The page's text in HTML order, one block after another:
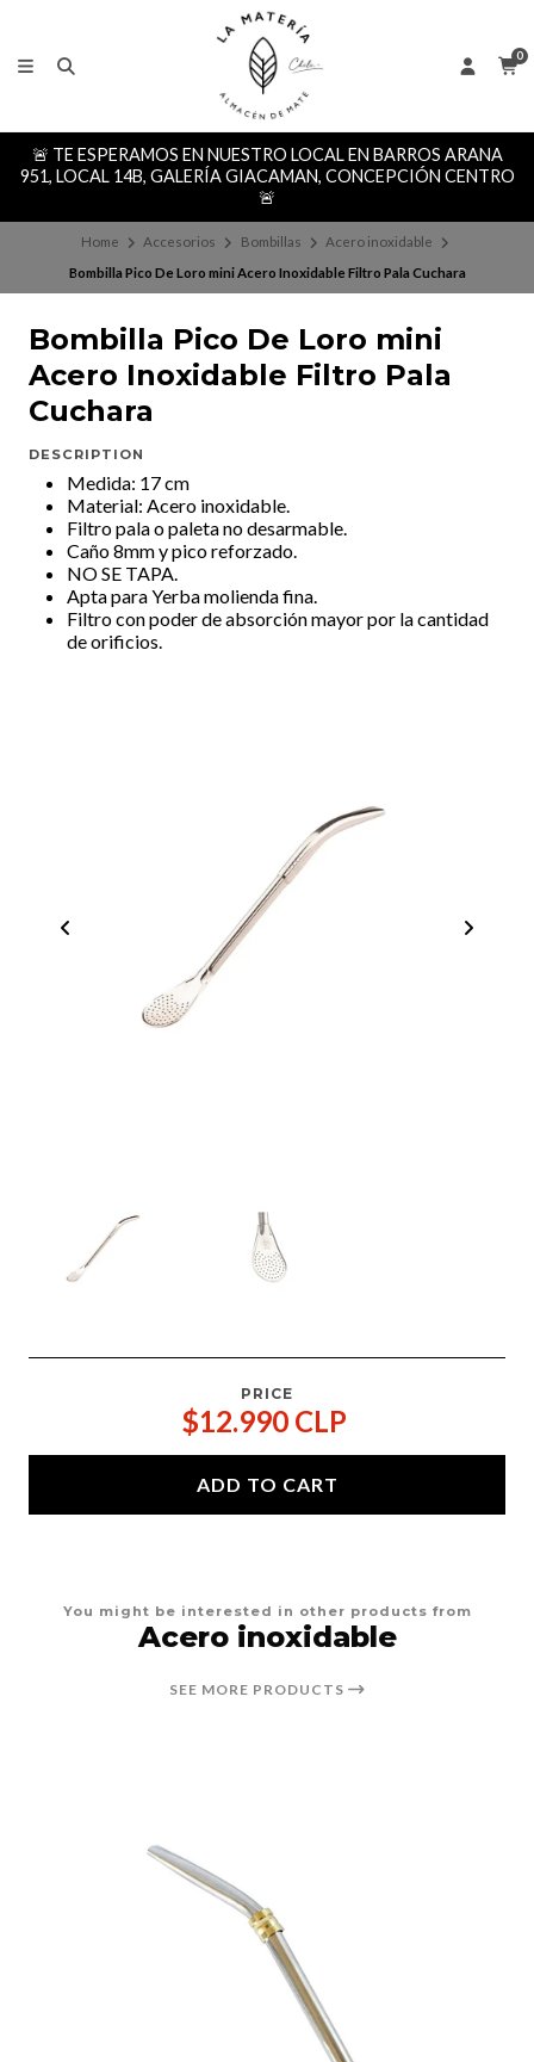
0
🚨 TE ESPERAMOS EN NUESTRO LOCAL EN BARROS ARANA
951, LOCAL 14B, GALERÍA GIACAMAN, CONCEPCIÓN CENTRO
🚨
Home Accesorios Bombillas
Acero inoxidable
Bombilla Pico De Loro mini Acero Inoxidable Filtro Pala Cuchara
Bombilla Pico De Loro mini
Acero Inoxidable Filtro Pala
Cuchara
DESCRIPTION
Medida: 17 cm
Material: Acero inoxidable.
Filtro pala o paleta no desarmable.
Caño 8mm y pico reforzado.
NO SE TAPA.
Apta para Yerba molienda fina.
Filtro con poder de absorción mayor por la cantidad
de orificios.
PRICE
$12.990 CLP
ADD TO CART
You might be interested in other products from
Acero inoxidable
SEE MORE PRODUCTS